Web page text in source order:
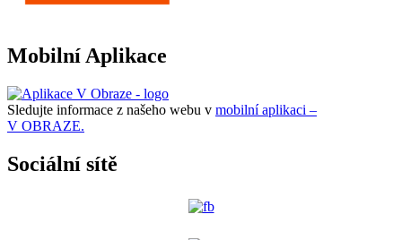
Mobilní Aplikace
Sledujte informace z našeho webu v mobilní aplikaci –
V OBRAZE.
Sociální sítě